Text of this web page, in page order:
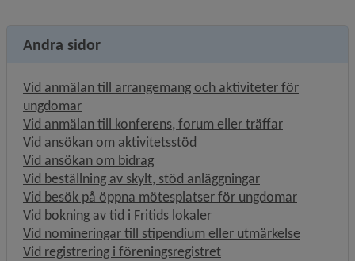
Andra sidor
Vid anmälan till arrangemang och aktiviteter för
ungdomar
Vid anmälan till konferens, forum eller träffar
Vid ansökan om aktivitetsstöd
Vid ansökan om bidrag
Vid beställning av skylt, stöd anläggningar
Vid besök på öppna mötesplatser för ungdomar
Vid bokning av tid i Fritids lokaler
Vid nomineringar till stipendium eller utmärkelse
Vid registrering i föreningsregistret